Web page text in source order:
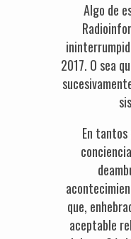
Algo de
2017. O sea
En
que,
aceptable